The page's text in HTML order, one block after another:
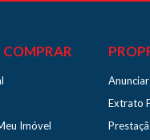
COMPRAR
Imóvel
Extrato